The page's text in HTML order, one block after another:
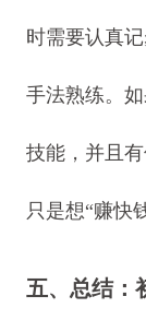
时需要认真
手法熟练。
技能，并且
只是想“赚快
五、总结：